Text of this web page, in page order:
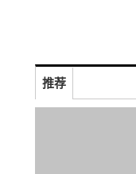
推荐